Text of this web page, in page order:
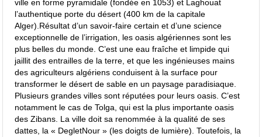
ville en forme pyramidale (fondée en 1053) et Laghouat
l’authentique porte du désert (400 km de la capitale
Alger).Résultat d’un savoir-faire certain et d’une science
exceptionnelle de l’irrigation, les oasis algériennes sont les
plus belles du monde. C’est une eau fraîche et limpide qui
jaillit des entrailles de la terre, et que les ingénieuses mains
des agriculteurs algériens conduisent à la surface pour
transformer le désert de sable en un paysage paradisiaque.
Plusieurs grandes villes sont réputées pour leurs oasis. C’est
notamment le cas de Tolga, qui est la plus importante oasis
des Zibans. La ville doit sa renommée à la qualité de ses
dattes, la « DegletNour » (les doigts de lumière). Toutefois, la